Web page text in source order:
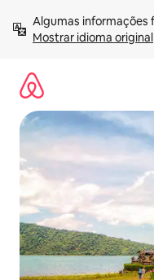
para
Mostrar idioma original